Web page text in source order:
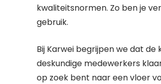
kwaliteitsnormen. Zo ben je
gebruik.
Bij Karwei begrijpen we dat
deskundige medewerkers
op zoek bent naar een vloer